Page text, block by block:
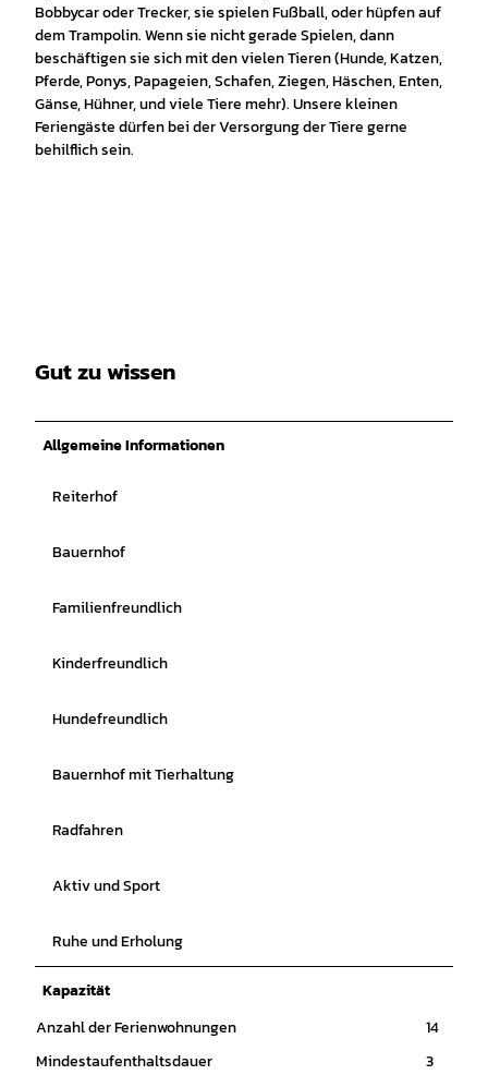
Bobbycar oder Trecker, sie spielen Fußball, oder hüpfen auf
dem Trampolin. Wenn sie nicht gerade Spielen, dann
beschäftigen sie sich mit den vielen Tieren (Hunde, Katzen,
Pferde, Ponys, Papageien, Schafen, Ziegen, Häschen, Enten,
Gänse, Hühner, und viele Tiere mehr). Unsere kleinen
Feriengäste dürfen bei der Versorgung der Tiere gerne
behilflich sein.
Gut zu wissen
Allgemeine Informationen
Reiterhof
Bauernhof
Familienfreundlich
Kinderfreundlich
Hundefreundlich
Bauernhof mit Tierhaltung
Radfahren
Aktiv und Sport
Ruhe und Erholung
Kapazität
Anzahl der Ferienwohnungen
14
Mindestaufenthaltsdauer
3